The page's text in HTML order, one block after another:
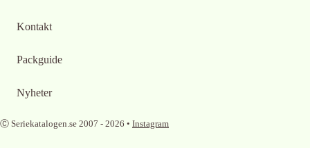
Kontakt
Packguide
Nyheter
Ⓒ Seriekatalogen.se 2007 - 2026 • Instagram